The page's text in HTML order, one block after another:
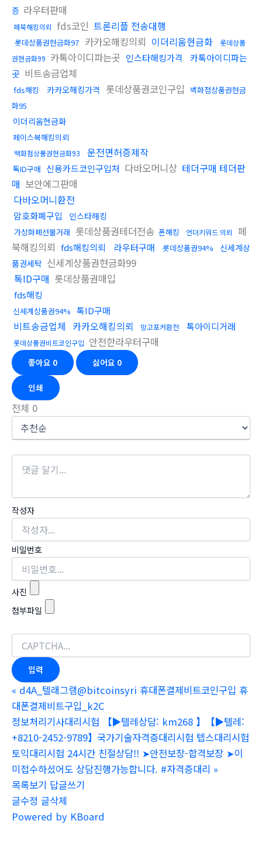
증 라우터판매
페북해킹의뢰 fds코인 트론리플 전송대행
롯데상품권현금화97 카카오해킹의뢰 이더리움현금화
롯데상품
권현금화99 카톡아이디파는곳 인스타해킹가격
카톡아이디파는
곳 비트송금업체
fds해킹 카카오해킹가격 롯데상품권코인구입
백화점상품권현금
화95
이더리움현금화
페이스북해킹의뢰
백화점상품권현금화93 운전면허증제작
톡ID구매 신용카드코인구입처 다바오머니상 테더구매 테더판
매 보안에그판매
다바오머니환전
암호화폐구입 인스타해킹
가상화폐선물거래 롯데상품권테더전송 폰해킹 언더키워드 의뢰
페
북해킹의뢰 fds해킹의뢰 라우터구매 롯데상품권94%
신세계상
품권세탁 신세계상품권현금화99
톡ID구매 롯데상품권매입
fds해킹
신세계상품권94% 톡ID구매
비트송금업체 카카오해킹의뢰 망고포커환전 톡아이디거래
롯데상품권비트코인구입 안전한라우터구매
좋아요 0 싫어요 0
인쇄
전체 0
작성자
비밀번호
사진
첨부파일
« d4A_텔래그램@bitcoinsyri 휴대폰결제비트코인구입 휴
대폰결제비트구입_k2C
정보처리기사대리시험 【▶텔레상담: km268 】【▶텔레:
+8210-2452-9789】국가기술자격증대리시험 텝스대리시험
토익대리시험 24시간 친절상담!! ➤안전보장-합격보장 ➤이
미접수하셨어도 상담진행가능합니다. #자격증대리 »
목록보기 답글쓰기
글수정 글삭제
Powered by KBoard